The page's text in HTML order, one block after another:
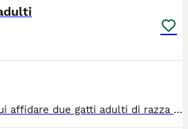
Cerco nuova famiglia cui affidare due gatti adulti di razza highland fold e straight, una femmina e un maschio. Vaccinati, testati per malattie infettive e genetiche, sterilizzati. Richiesto contributo per spese veterinarie. Solo veramente interessati